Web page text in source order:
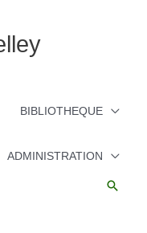
BIBLIOTHEQUE
ADMINISTRATION